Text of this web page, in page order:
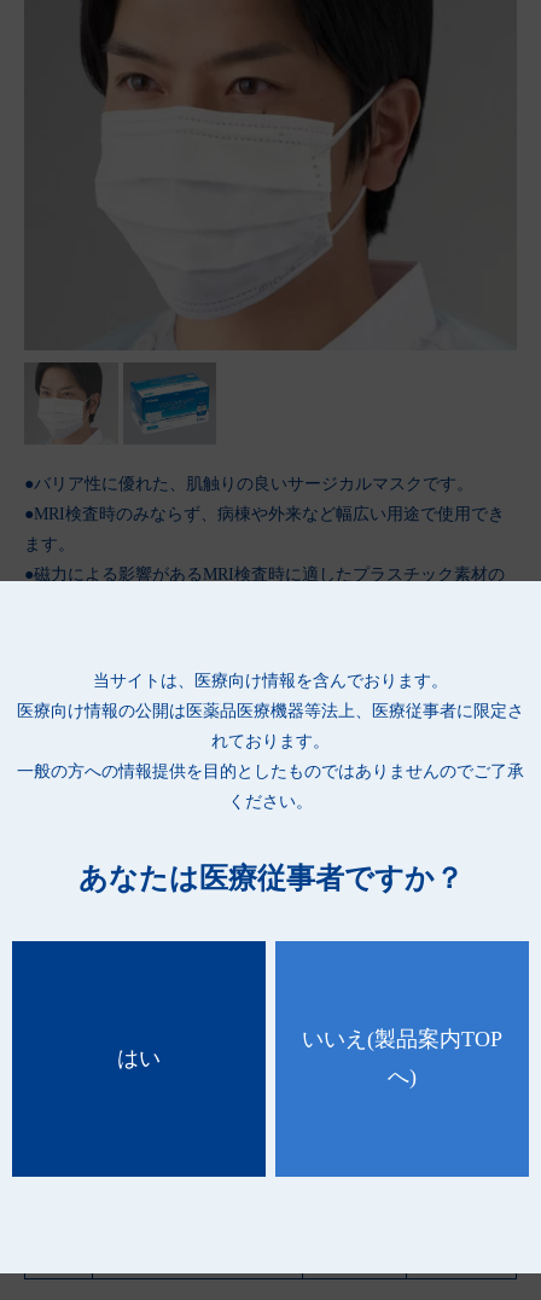
当サイトは、医療向け情報を含んでおります。
医療向け情報の公開は 医薬品医療機器等法上、医療従事者に限定さ
れております。
一般の方への情報提供を目的としたものではありませんのでご了承
ください。
あなたは医療従事者ですか？
はい
いいえ(製品案内TOP
へ)
●バリア性に優れた、肌触りの良いサージカルマスクです。
●MRI検査時のみならず、病棟や外来など幅広い用途で使用でき
ます。
●磁力による影響があるMRI検査時に適したプラスチック素材の
●隙間ができにくい、フィット性の高いノーズフィッターを使用
しているため、眼鏡やゴーグルが曇りにくくなっています。
●柔らかい不織布を使用しているため、ソフトな肌触りです。
●ゴム紐は、長時間の着用でも耳が痛くなりにくい平ゴムです。
●日本産業規格「JIS T 9001」医療用マスク クラスⅡに適合して
(適合番号：M22310004)